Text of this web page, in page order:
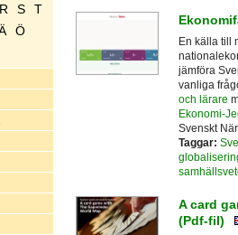
R S
T
Ö
En källa till
jämföra
vanliga
och lärare
Ekonomi-
Svenskt
Taggar:
A card
(Pdf-fil)